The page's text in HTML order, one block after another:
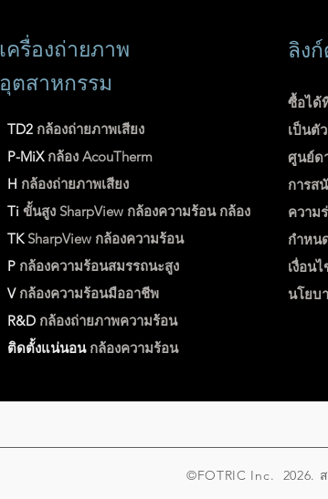
เครื่องถ่ายภาพ
อุตสาหกรรม
TD2 กล้องถ่ายภาพเสียง
P-MiX กล้อง AcouTherm
H กล้องถ่ายภาพเสียง
Ti ขั้นสูง SharpView กล้องความร้อนกล้อง
TK SharpView กล้องความร้อน
P กล้องความร้อนสมรรถนะสูง
Vกล้องความร้อนมืออาชีพ
R&D กล้องถ่ายภาพความร้อน
ติดตั้งแน่นอนกล้องความร้อน
ลิง
ซื้อได้
เป็นตั
ศูนย์ด
การส
ความ
กำหน
เงื่อน
นโยบ
©FOTRIC Inc. 2026.